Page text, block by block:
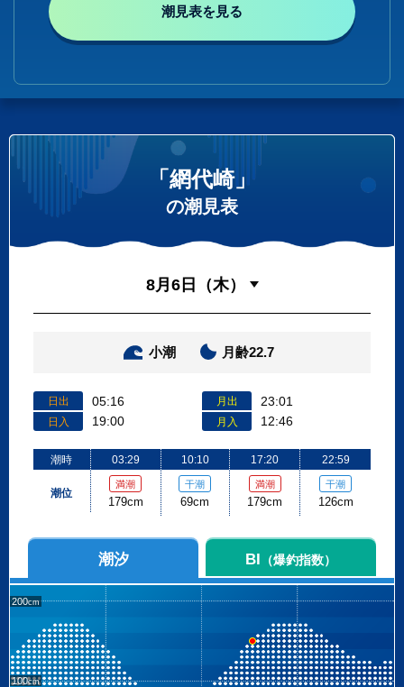
潮見表を見る
「網代崎」
の潮見表
小潮 月齢22.7
日出 05:16
日入 19:00
月出 23:01
月入 12:46
潮時
潮位
03:29
満潮
179cm
10:10
干潮
69cm
17:20
満潮
179cm
22:59
干潮
126cm
潮汐 BI （爆釣指数）
200
100